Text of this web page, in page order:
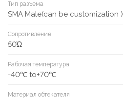
Тип разъема
SMA Male(can be customization )
Сопротивление
50Ώ
Рабочая температура
-40℃ to+70℃
Материал обтекателя